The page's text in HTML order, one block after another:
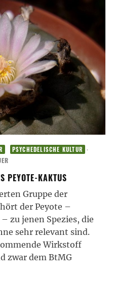
PSYCHEDELISCHE KULTUR ·
PEYOTE-KAKTUS
Gruppe der
der Peyote –
zu jenen Spezies, die
sehr relevant sind.
Wirkstoff
zwar dem BtMG